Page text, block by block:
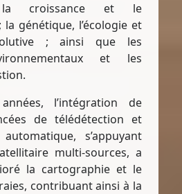
croissance et le
génétique, l’écologie et
; ainsi que les
et les
l’intégration de
de télédétection et
automatique, s’appuyant
multi-sources, a
la cartographie et le
contribuant ainsi à la